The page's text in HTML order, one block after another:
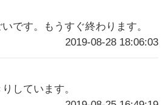
です。もうすぐ終わります。
2019-08-28 18:06:03
しています。